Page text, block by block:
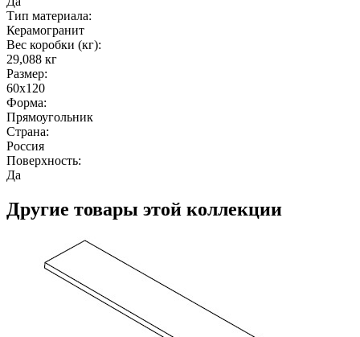
Тип материала:
Керамогранит
Вес коробки (кг):
29,088 кг
Размер:
60x120
Форма:
Прямоугольник
Страна:
Россия
Поверхность:
Да
Другие товары этой коллекции